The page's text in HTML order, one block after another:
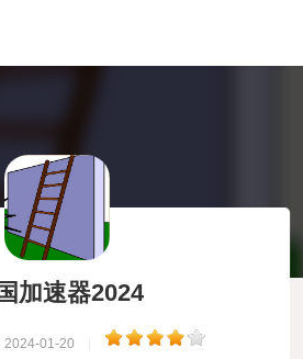
加速器2024
2024-01-20